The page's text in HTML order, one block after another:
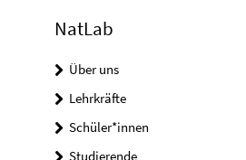
NatLab
Über uns
Lehrkräfte
Schüler*innen
Studierende